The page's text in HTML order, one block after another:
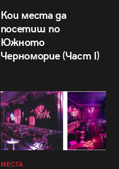
Кои места да
посетиш по
Южното
Черноморие (Част I)
МЕСТА